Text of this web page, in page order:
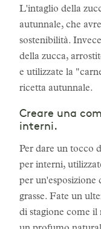
L'intaglio della
autunnale, che
sostenibilità.
della zucca,
e utilizzate la
ricetta autunnale.
Creare una
interni.
Per dare un tocco
per interni,
per
grasse. Fate un
di stagione come il